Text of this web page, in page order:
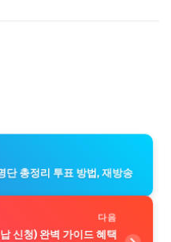
단 총정리 투표 방법, 재방송
다음
신청) 완벽 가이드 혜택